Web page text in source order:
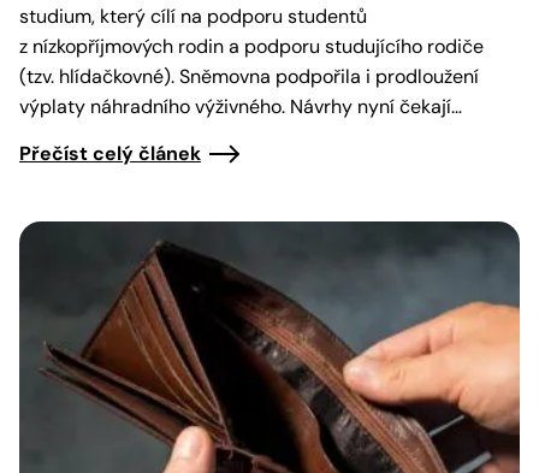
studium, který cílí na podporu studentů
z nízkopříjmových rodin a podporu studujícího rodiče
(tzv. hlídačkovné). Sněmovna podpořila i prodloužení
výplaty náhradního výživného. Návrhy nyní čekají…
Přečíst celý článek